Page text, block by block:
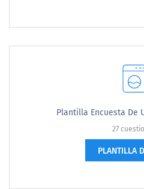
Plantilla Encuesta De
27
PLANTILLA